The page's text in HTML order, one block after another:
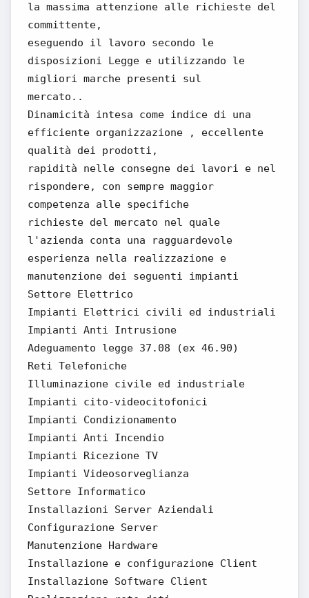
la massima attenzione alle richieste del
committente,
eseguendo il lavoro secondo le
disposizioni Legge e utilizzando le
migliori marche presenti sul
mercato..
Dinamicità intesa come indice di una
efficiente organizzazione , eccellente
qualità dei prodotti,
rapidità nelle consegne dei lavori e nel
rispondere, con sempre maggior
competenza alle specifiche
richieste del mercato nel quale
l'azienda conta una ragguardevole
esperienza nella realizzazione e
manutenzione dei seguenti impianti
Settore Elettrico
Impianti Elettrici civili ed industriali
Impianti Anti Intrusione
Adeguamento legge 37.08 (ex 46.90)
Reti Telefoniche
Illuminazione civile ed industriale
Impianti cito-videocitofonici
Impianti Condizionamento
Impianti Anti Incendio
Impianti Ricezione TV
Impianti Videosorveglianza
Settore Informatico
Installazioni Server Aziendali
Configurazione Server
Manutenzione Hardware
Installazione e configurazione Client
Installazione Software Client